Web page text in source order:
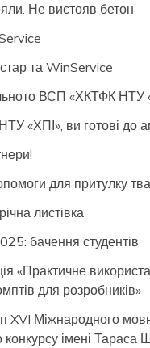
Не вистояв бетон
та WinService
ВСП «ХКТФК НТУ
«ХПІ», ви готові до
для притулку
листівка
бачення студентів
«Практичне
для розробників»
XVI Міжнародного
конкурсу імені Тараса